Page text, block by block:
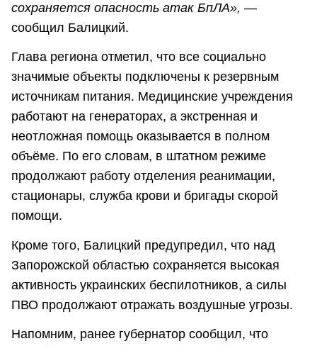
сохраняется опасность атак БпЛА», —
сообщил Балицкий.
Глава региона отметил, что все социально
значимые объекты подключены к резервным
источникам питания. Медицинские учреждения
работают на генераторах, а экстренная и
неотложная помощь оказывается в полном
объёме. По его словам, в штатном режиме
продолжают работу отделения реанимации,
стационары, служба крови и бригады скорой
помощи.
Кроме того, Балицкий предупредил, что над
Запорожской областью сохраняется высокая
активность украинских беспилотников, а силы
ПВО продолжают отражать воздушные угрозы.
Напомним, ранее губернатор сообщил, что